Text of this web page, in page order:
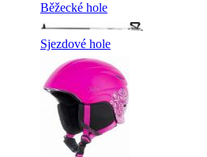
Běžecké hole
Sjezdové hole